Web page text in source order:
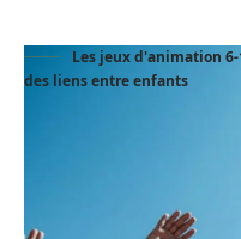
Les jeux d'animation
des liens entre enfants